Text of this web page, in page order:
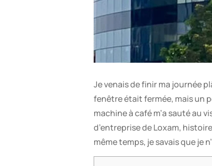
Je venais de finir ma journée
fenêtre était fermée, mais un
machine à café m’a sauté au
d’entreprise de Loxam,
même temps, je savais que je